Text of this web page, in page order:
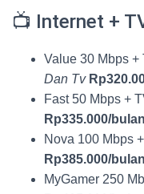
📺 Internet +
Value 30 Mbps +
Dan Tv
Fast 50 Mbps +
Rp335.000/bulan
Nova 100 Mbps
Rp385.000/bulan
MyGamer 250